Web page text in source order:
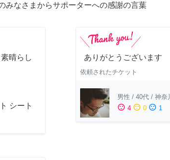
みなさまからサポーターへの感謝の言葉
晴らし
シート
ありがとうございます
依頼されたチケット
男性 / 40代 / 神奈
sentiment_satisfied 4 sentiment_neutral 0 sentiment_dissatisfied 1